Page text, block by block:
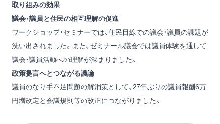
取り組みの効果
議会・議員と住民の相互理解の促進
ワークショップ・セミナーでは、住民目線での議会・議員の課題が
洗い出されました。また、ゼミナール議会では議員体験を通して
議会・議員活動への理解が深まりました。
政策提言へとつながる議論
議員のなり手不足問題の解消策として、27年ぶりの議員報酬6万
円増改定と会議規則等の改正につながりました。